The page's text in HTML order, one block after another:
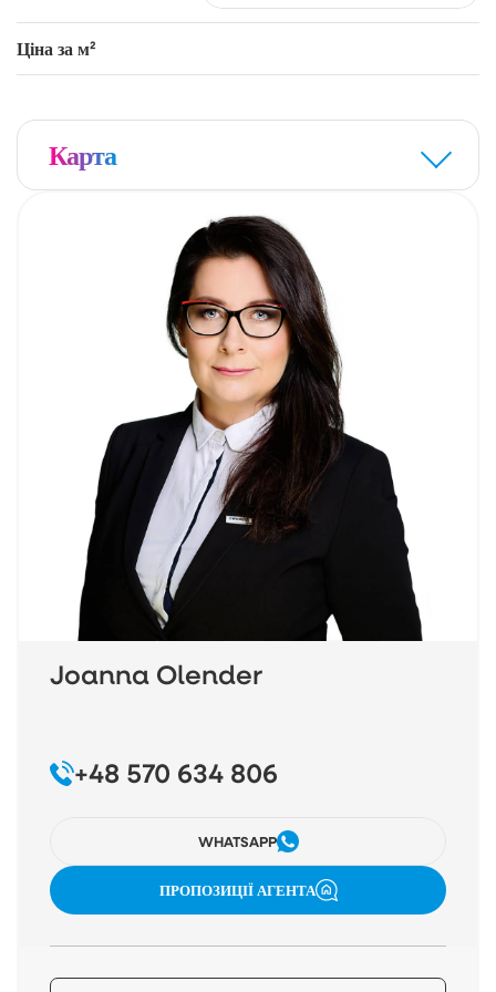
zdalnej, rozrywki czy nauki online.
Ціна за м²
Карта
Joanna Olender
+48 570 634 806
WHATSAPP
ПРОПОЗИЦІЇ АГЕНТА